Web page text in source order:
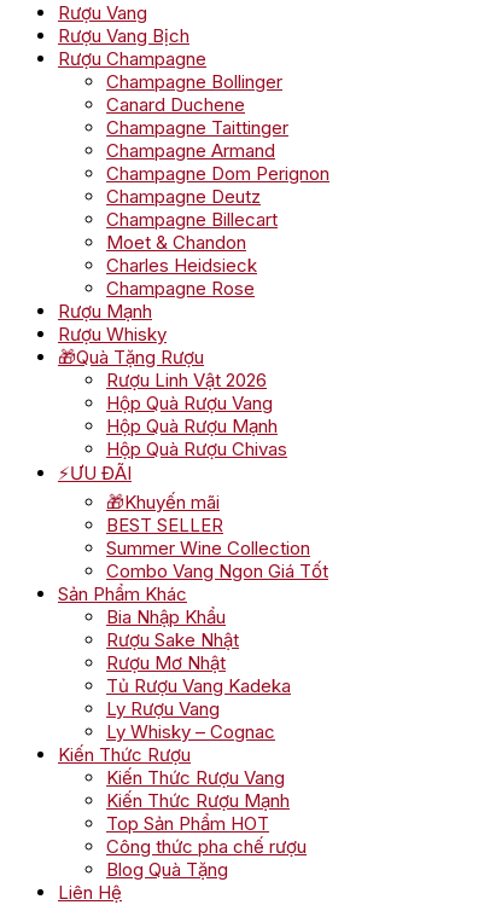
Rượu Vang
Rượu Vang Bịch
Rượu Champagne
Champagne Bollinger
Canard Duchene
Champagne Taittinger
Champagne Armand
Champagne Dom Perignon
Champagne Deutz
Champagne Billecart
Moet & Chandon
Charles Heidsieck
Champagne Rose
Rượu Mạnh
Rượu Whisky
🎁Quà Tặng Rượu
Rượu Linh Vật 2026
Hộp Quà Rượu Vang
Hộp Quà Rượu Mạnh
Hộp Quà Rượu Chivas
⚡ƯU ĐÃI
🎁Khuyến mãi
BEST SELLER
Summer Wine Collection
Combo Vang Ngon Giá Tốt
Sản Phẩm Khác
Bia Nhập Khẩu
Rượu Sake Nhật
Rượu Mơ Nhật
Tủ Rượu Vang Kadeka
Ly Rượu Vang
Ly Whisky – Cognac
Kiến Thức Rượu
Kiến Thức Rượu Vang
Kiến Thức Rượu Mạnh
Top Sản Phẩm HOT
Công thức pha chế rượu
Blog Quà Tặng
Liên Hệ